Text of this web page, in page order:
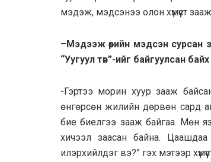
мэдэж, мэдсэнээ олон хүмүүст
–Мэдээж өөрийн мэдсэн сурсан
“Уугуул төв”-ийг байгуулсан
-Гэртээ морин хуур зааж
өнгөрсөн жилийн дөрвөн сард
бие биелгээ зааж байгаа. Мөн
хичээл заасан байна.
илэрхийлдэг вэ?” гэх мэтээр